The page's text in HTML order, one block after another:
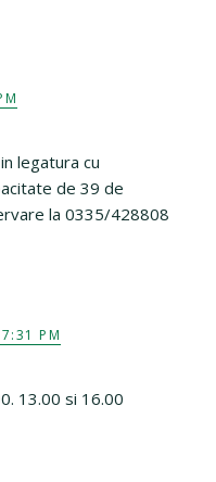
legatura cu
de 39 de
la 0335/428808
PM
13.00 si 16.00